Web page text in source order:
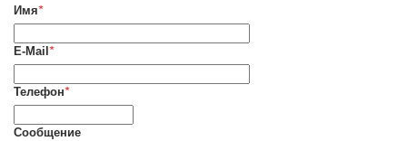
Имя*
E-Mail *
Телефон*
Сообщение